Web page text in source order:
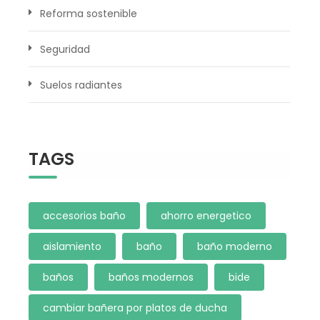
Reforma sostenible
Seguridad
Suelos radiantes
TAGS
accesorios baño ahorro energetico
aislamiento baño baño moderno
baños baños modernos bide
cambiar bañera por platos de ducha